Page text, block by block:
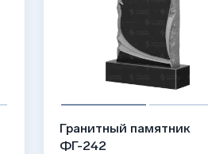
Гранитный памятник
ФГ-242